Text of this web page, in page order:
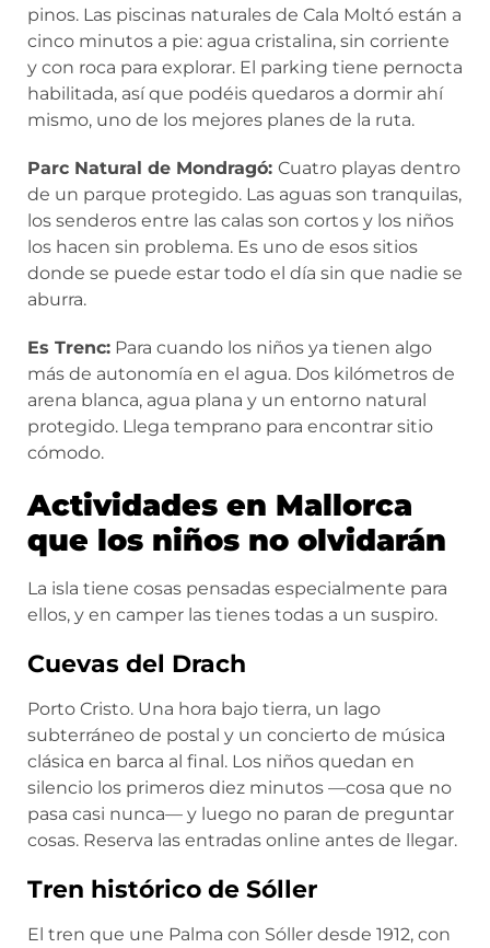
pinos. Las piscinas naturales de Cala Moltó están a
cinco minutos a pie: agua cristalina, sin corriente
y con roca para explorar. El parking tiene pernocta
habilitada, así que podéis quedaros a dormir ahí
mismo, uno de los mejores planes de la ruta.
Parc Natural de Mondragó: Cuatro playas dentro
de un parque protegido. Las aguas son tranquilas,
los senderos entre las calas son cortos y los niños
los hacen sin problema. Es uno de esos sitios
donde se puede estar todo el día sin que nadie se
aburra.
Es Trenc: Para cuando los niños ya tienen algo
más de autonomía en el agua. Dos kilómetros de
arena blanca, agua plana y un entorno natural
protegido. Llega temprano para encontrar sitio
cómodo.
Actividades en Mallorca
que los niños no olvidarán
La isla tiene cosas pensadas especialmente para
ellos, y en camper las tienes todas a un suspiro.
Cuevas del Drach
Porto Cristo. Una hora bajo tierra, un lago
subterráneo de postal y un concierto de música
clásica en barca al final. Los niños quedan en
silencio los primeros diez minutos —cosa que no
pasa casi nunca— y luego no paran de preguntar
cosas. Reserva las entradas online antes de llegar.
Tren histórico de Sóller
El tren que une Palma con Sóller desde 1912, con